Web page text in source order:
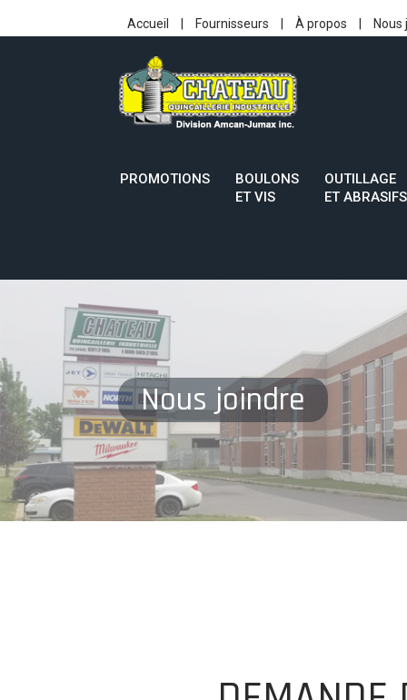
Accueil Fournisseurs À propos
PROMOTIONS
BOULONS
ET VIS
OUTILLAGE
ET ABRASIFS
Nous joindre